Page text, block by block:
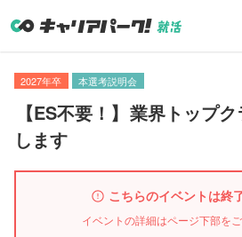
2027年卒 本選考説明会
【ES不要！ 】 業界トップ
します
こちらのイベントは終
イベントの詳細はページ下部をご